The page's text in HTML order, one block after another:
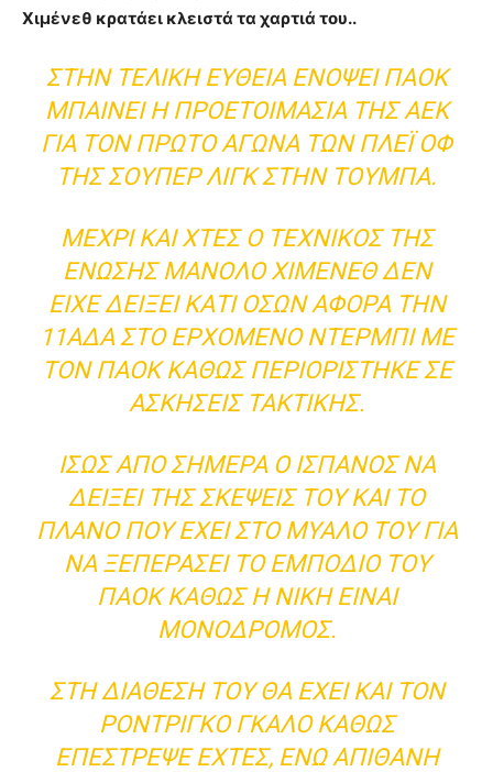
Χιμένεθ κρατάει κλειστά τα χαρτιά του..
ΣΤΗΝ ΤΕΛΙΚΉ ΕΥΘΕΊΑ ΕΝΌΨΕΙ ΠΑΟΚ
ΜΠΑΊΝΕΙ Η ΠΡΟΕΤΟΙΜΑΣΊΑ ΤΗΣ ΑΕΚ
ΓΙΑ ΤΟΝ ΠΡΏΤΟ ΑΓΏΝΑ ΤΩΝ ΠΛΈΙ ΟΦ
ΤΗΣ ΣΟΎΠΕΡ ΛΙΓΚ ΣΤΗΝ ΤΟΎΜΠΑ.
ΜΈΧΡΙ ΚΑΙ ΧΤΕΣ Ο ΤΕΧΝΙΚΌΣ ΤΗΣ
ΈΝΩΣΗΣ ΜΑΝΌΛΟ ΧΙΜΈΝΕΘ ΔΕΝ
ΕΊΧΕ ΔΕΊΞΕΙ ΚΆΤΙ ΌΣΩΝ ΑΦΟΡΆ ΤΗΝ
11ΑΔΑ ΣΤΟ ΕΡΧΌΜΕΝΟ ΝΤΈΡΜΠΙ ΜΕ
ΤΟΝ ΠΑΟΚ ΚΑΘΏΣ ΠΕΡΙΟΡΊΣΤΗΚΕ ΣΕ
ΑΣΚΉΣΕΙΣ ΤΑΚΤΙΚΉΣ.
ΊΣΩΣ ΑΠΌ ΣΉΜΕΡΑ Ο ΙΣΠΑΝΌΣ ΝΑ
ΔΕΊΞΕΙ ΤΗΣ ΣΚΈΨΕΙΣ ΤΟΥ ΚΑΙ ΤΟ
ΠΛΆΝΟ ΠΟΥ ΈΧΕΙ ΣΤΟ ΜΥΑΛΌ ΤΟΥ ΓΙΑ
ΝΑ ΞΕΠΕΡΆΣΕΙ ΤΟ ΕΜΠΌΔΙΟ ΤΟΥ
ΠΑΟΚ ΚΑΘΏΣ Η ΝΊΚΗ ΕΊΝΑΙ
ΜΟΝΌΔΡΟΜΟΣ.
ΣΤΗ ΔΙΆΘΕΣΗ ΤΟΥ ΘΑ ΈΧΕΙ ΚΑΙ ΤΟΝ
ΡΟΝΤΡΊΓΚΟ ΓΚΆΛΟ ΚΑΘΏΣ
ΕΠΈΣΤΡΕΨΕ ΕΧΤΈΣ, ΕΝΏ ΑΠΊΘΑΝΗ